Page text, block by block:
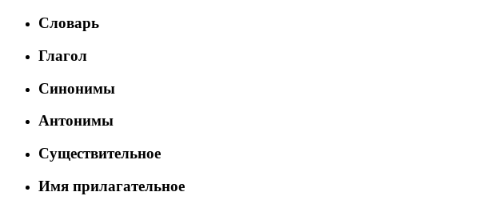
Словарь
Глагол
Синонимы
Антонимы
Существительное
Имя прилагательное